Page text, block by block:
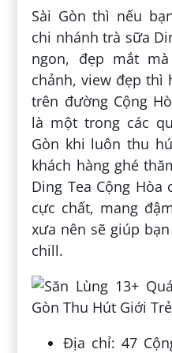
Sài Gòn thì nếu
chi nhánh trà sữa
ngon, đẹp mắt
chảnh, view đẹp thì
trên đường Cộng
là một trong các
Gòn khi luôn thu
khách hàng ghé
Ding Tea Cộng
cực chất, mang
xưa nên sẽ giúp
chill.
Địa chỉ: 47